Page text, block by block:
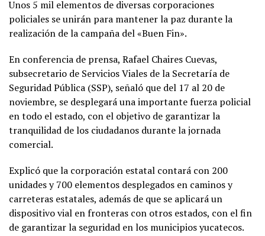
Unos 5 mil elementos de diversas corporaciones
policiales se unirán para mantener la paz durante la
realización de la campaña del «Buen Fin».
En conferencia de prensa, Rafael Chaires Cuevas,
subsecretario de Servicios Viales de la Secretaría de
Seguridad Pública (SSP), señaló que del 17 al 20 de
noviembre, se desplegará una importante fuerza policial
en todo el estado, con el objetivo de garantizar la
tranquilidad de los ciudadanos durante la jornada
comercial.
Explicó que la corporación estatal contará con 200
unidades y 700 elementos desplegados en caminos y
carreteras estatales, además de que se aplicará un
dispositivo vial en fronteras con otros estados, con el fin
de garantizar la seguridad en los municipios yucatecos.